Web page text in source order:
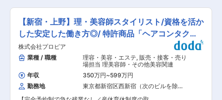
営層直下で中長期ロードマップを策定。 ・社内AI
プロジェクトのリード：本部・全国200院超のク
リニック現場における生成AI／LLM活用プロジェ
クトを企画・牽引し、全社横断で実装を推進。 ・
AIによる業務変革：生成AI／最新デバイスを活用
し、本部およびクリニック現場のオペレーション
再設計と生産性向上を推進。 ・次世代クリニック
運営モデルの構築：AI／DXを前提とした次世代型
のクリニック運営モデルの検討・構築。 ・AIガバ
ナンスの整備 ・ステークホルダーマネジメント
■同社について 2000年創業。国内外240院以上
に付けられます。 ◎アシスタントとしての経験を
経て1年以内にスタイリストデビューされる方多
数！ ■業務内容： プロピアの直営サロンのスタ
イリストとして、お客様のご要望にあわせて毛髪
製品や理美容サービスの提供、施術をしていただ
きます。 理美容師の資格やサロンワークの経験を
活かして、更なる技術や知識の習得もできるポジ
ションです。 ・カット、スタイリング、カラー、
パーマ、シャンプーなどの理美容サービスの提供
・ウィッグやかつら、自社特許製品「ヘアコンタ
クト」などの毛髪製品の提供 ・自毛に人工毛髪を
結びつける増毛の施術、育毛コースやヘッドスパ
【新宿・上野】理・美容師スタイリスト/資格を活か
した安定した働き方◎/ 特許商品「ヘアコンタク
ト」
株式会社プロピア
業種 / 職種
理容・美容・エステ, 販売・接客・売り
場担当 理美容師・その他美容関連
年収
350万円~599万円
勤務地
東京都新宿区西新宿（次のビルを除